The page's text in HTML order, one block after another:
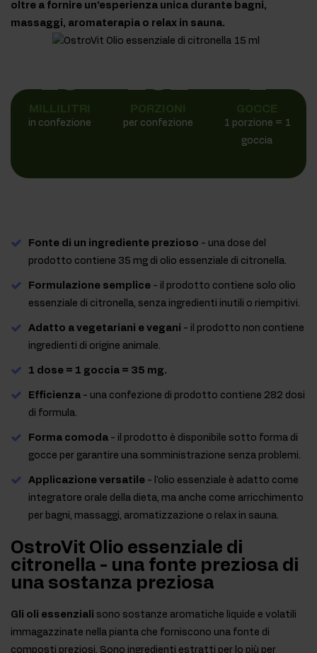
oltre a fornire un'esperienza unica durante bagni,
massaggi, aromaterapia o relax in sauna.
15
in confezione
282
per confezione
1
1 porzione = 1
goccia
Fonte di un ingrediente prezioso - una dose del
prodotto contiene 35 mg di olio essenziale di citronella.
Formulazione semplice - il prodotto contiene solo olio
essenziale di citronella, senza ingredienti inutili o riempitivi.
Adatto a vegetariani e vegani - il prodotto non contiene
ingredienti di origine animale.
1 dose = 1 goccia = 35 mg.
Efficienza - una confezione di prodotto contiene 282 dosi
di formula.
Forma comoda - il prodotto è disponibile sotto forma di
gocce per garantire una somministrazione senza problemi.
Applicazione versatile - l'olio essenziale è adatto come
integratore orale della dieta, ma anche come arricchimento
per bagni, massaggi, aromatizzazione o relax in sauna.
OstroVit Olio essenziale di
citronella - una fonte preziosa di
una sostanza preziosa
Gli oli essenziali sono sostanze aromatiche liquide e volatili
immagazzinate nella pianta che forniscono una fonte di
composti preziosi. Sono ingredienti estratti per lo più per